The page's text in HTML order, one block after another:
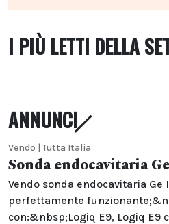
I PIÙ LETTI DELLA
ANNUNCI
Vendo | Tutta Italia
Sonda endocavitaria
Vendo sonda endocavitaria Ge
perfettamente
con:&nbsp;Logiq E9, Logiq E9